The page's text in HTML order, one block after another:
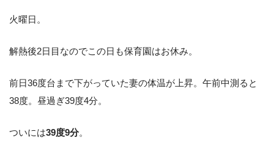
火曜日。
解熱後2日目なのでこの日も保育園はお休み。
前日36度台まで下がっていた妻の体温が上昇。午前中測ると
38度。昼過ぎ39度4分。
ついには39度9分。